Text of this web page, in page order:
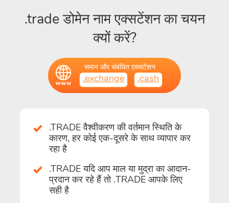
.trade डोमेन नाम एक्सटेंशन का चयन
क्यों करें?
समान और संबंधित एक्सटेंशन
.exchange .cash
.TRADE वैश्वीकरण की वर्तमान स्थिति के
कारण, हर कोई एक-दूसरे के साथ व्यापार कर
रहा है
.TRADE यदि आप माल या मुद्रा का आदान-
प्रदान कर रहे हैं तो .TRADE आपके लिए
सही है